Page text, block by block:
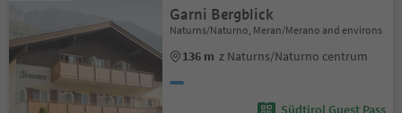
Garni Bergblick
Naturns/Naturno, Meran/Merano and environs
136 m z Naturns/Naturno centrum
Südtirol Guest Pass